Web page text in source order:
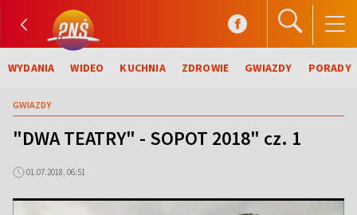
WYDANIA WIDEO KUCHNIA ZDROWIE GWIAZDY PORADY
GWIAZDY
"DWA TEATRY" - SOPOT 2018" cz. 1
01.07.2018, 06:51